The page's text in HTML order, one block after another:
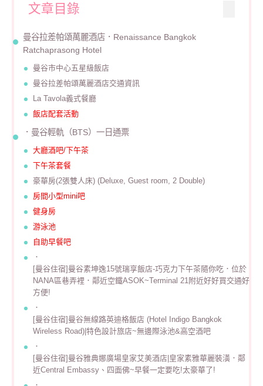
文章目錄
曼谷拉差帕頌萬麗酒店．Renaissance Bangkok
Ratchaprasong Hotel
曼谷市中心五星級飯店
曼谷拉差帕頌萬麗酒店交通資訊
La Tavola義式餐廳
飯店配套活動
． 曼谷輕軌（BTS）一日通票
大廳酒吧/下午茶
下午茶套餐
豪華房(2張雙人床) (Deluxe, Guest room, 2 Double)
房間小型mini吧
健身房
游泳池
自助早餐吧
．
[曼谷住宿]曼谷素坤逸15號瑞享飯店-巧克力下午茶隨你吃．位於
NANA區巷弄裡．鄰近空鐵ASOK~Terminal 21附近好好買交通好
方便!
．
[曼谷住宿]曼谷無線路英迪格飯店 (Hotel Indigo Bangkok
Wireless Road)|特色設計旅店~無邊際泳池&高空酒吧
．
[曼谷住宿]曼谷雅典娜廣場皇家艾美酒店|皇家素雅華麗裝潢．鄰
近Central Embassy、四面佛~早餐一定要吃!太豪華了!